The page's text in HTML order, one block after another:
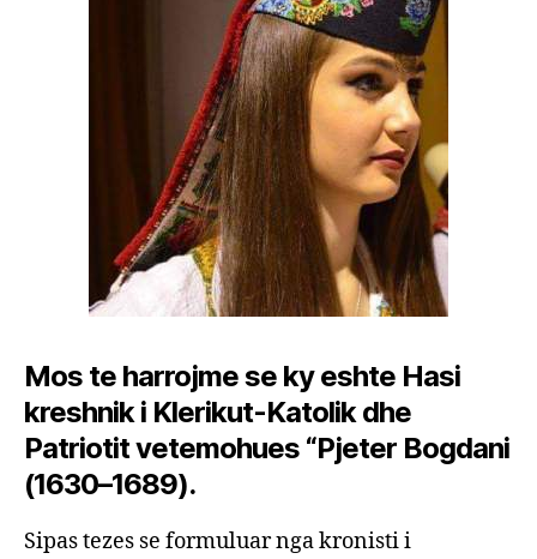
Mos te harrojme se ky eshte Hasi
kreshnik i Klerikut-Katolik dhe
Patriotit vetemohues “Pjeter Bogdani
(1630–1689).
Sipas tezes se formuluar nga kronisti i